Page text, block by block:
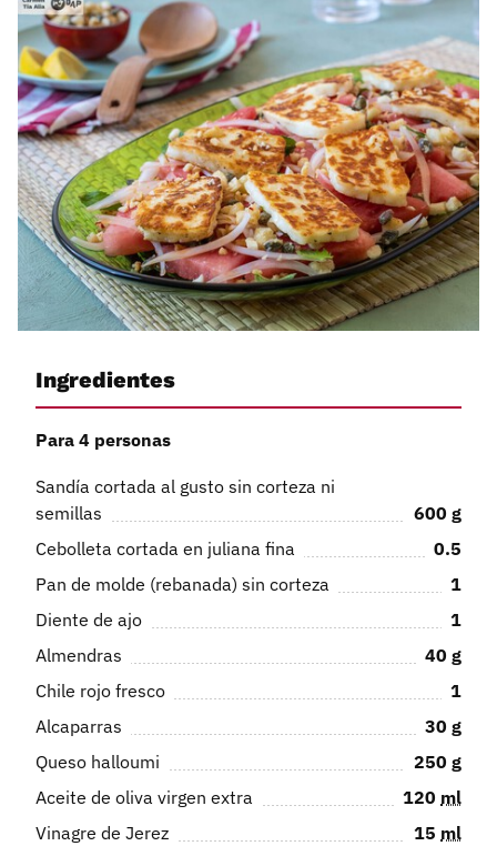
Ingredientes
Para 4 personas
Sandía cortada al gusto sin corteza ni
semillas
600 g
Cebolleta cortada en juliana fina
0.5
Pan de molde (rebanada) sin corteza
1
Diente de ajo
1
Almendras
40 g
Chile rojo fresco
1
Alcaparras
30 g
Queso halloumi
250 g
Aceite de oliva virgen extra
120 ml
Vinagre de Jerez
15 ml